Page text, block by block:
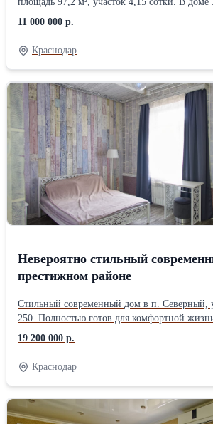
комнату на мансарде, санузел с ванной,
прихожая. Высота потолков 2,8 м. Дом
проживанию и не требует вложений.
гарнитур, бытовая техника, кондиционеры и
Качественное строительство: газобетон и
ленточный фундамент, утеплённая кровля,
окна. Коммуникации: • электричество 15
септик 8 м³; • бойлер 80 л; •
проходит по меже. Участок благоустроен:
огород, сад, виноград, клубника и розы.
заезд. Отличное расположение с выездом на
Ростовское шоссе. До детского сада 200 м,
зелёный район с хорошими соседями и
11 000 000 р.
Краснодар
Невероятно стильный
престижном районе
Стильный современный дом в п. Северный,
250. Полностью готов для комфортной
Дом кирпичный, 2014 года постройки.
участок 4,2 сотки. Высокие потолки 3 м,
тёплый и уютный дом с продуманной
изолированные комнаты • просторная кухня-
санузел в керамограните • вся мебель и
сплит-системы, газ, оптоволоконный
Коммуникации: • газовое отопление •
19 200 000 р.
Краснодар